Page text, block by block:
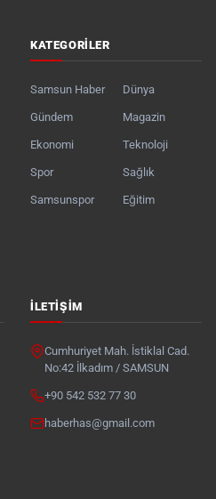
KATEGORILER
Samsun Haber
Gündem
Ekonomi
Spor
Samsunspor
Dünya
Magazin
Teknoloji
Sağlık
Eğitim
İLETIŞIM
Cumhuriyet Mah. İstiklal Cad.
No:42 İlkadım / SAMSUN
+90 542 532 77 30
haberhas@gmail.com